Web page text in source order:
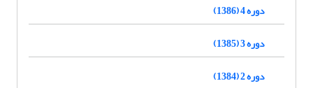
دوره 4 (1386)
دوره 3 (1385)
دوره 2 (1384)